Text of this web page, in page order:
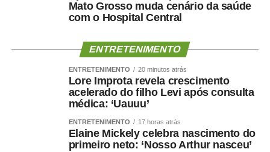
Hospital Dia, centros cirúrgicos, salas de medicação e
estrutura completa para assistência ambulatorial e
Nos últimos meses, o hospital também ampliou a oferta
de procedimentos especializados. Entre junho e julho,
iniciou um mutirão de cirurgias de vesícula por
para reduzir a fila de espera do Sistema Único de Saúde
Mato Grosso muda cenário da saúde
com o Hospital Central
ENTRETENIMENTO
ENTRETENIMENTO 20 minutos atrás
Lore Improta revela crescimento
acelerado do filho Levi após consulta
médica: ‘Uauuu’
ENTRETENIMENTO 17 horas atrás
Elaine Mickely celebra nascimento do
primeiro neto: ‘Nosso Arthur nasceu’